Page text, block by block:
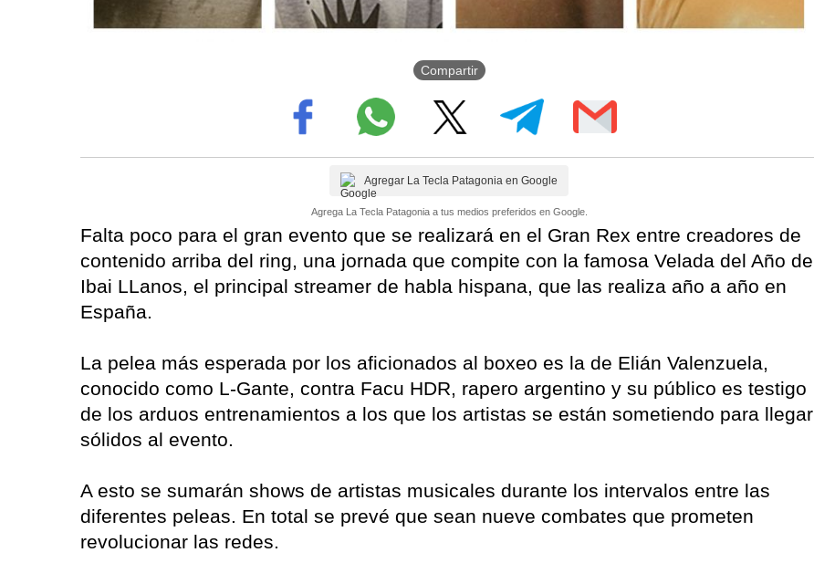
Compartir
Agregar La Tecla Patagonia en Google
Agrega La Tecla Patagonia a tus medios preferidos en Google.
Falta poco para el gran evento que se realizará en el Gran Rex entre creadores de
contenido arriba del ring, una jornada que compite con la famosa Velada del Año de
Ibai LLanos, el principal streamer de habla hispana, que las realiza año a año en
España.
La pelea más esperada por los aficionados al boxeo es la de Elián Valenzuela,
conocido como L-Gante, contra Facu HDR, rapero argentino y su público es testigo
de los arduos entrenamientos a los que los artistas se están sometiendo para llegar
sólidos al evento.
A esto se sumarán shows de artistas musicales durante los intervalos entre las
diferentes peleas. En total se prevé que sean nueve combates que prometen
revolucionar las redes.